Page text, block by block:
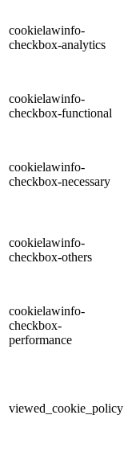
cookielawinfo-
checkbox-analytics
cookielawinfo-
checkbox-functional
cookielawinfo-
checkbox-necessary
cookielawinfo-
checkbox-others
cookielawinfo-
checkbox-
performance
viewed_cookie_policy